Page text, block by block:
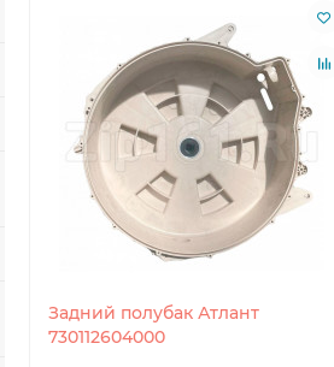
Задний полубак Атлант
730112604000